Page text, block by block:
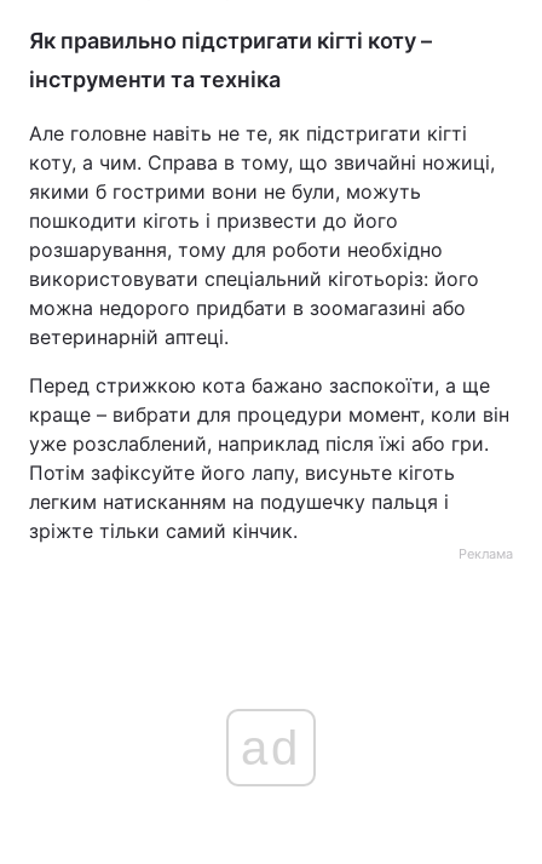
Як правильно підстригати кігті коту –
інструменти та техніка
Але головне навіть не те, як підстригати кігті
коту, а чим. Справа в тому, що звичайні ножиці,
якими б гострими вони не були, можуть
пошкодити кіготь і призвести до його
розшарування, тому для роботи необхідно
використовувати спеціальний кіготьоріз: його
можна недорого придбати в зоомагазині або
ветеринарній аптеці.
Перед стрижкою кота бажано заспокоїти, а ще
краще – вибрати для процедури момент, коли він
уже розслаблений, наприклад після їжі або гри.
Потім зафіксуйте його лапу, висуньте кіготь
легким натисканням на подушечку пальця і
зріжте тільки самий кінчик.
Реклама
ad